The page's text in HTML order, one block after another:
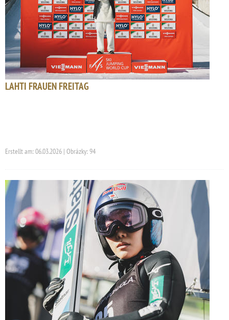
LAHTI FRAUEN FREITAG
Erstellt am: 06.03.2026 | Obrázky: 94